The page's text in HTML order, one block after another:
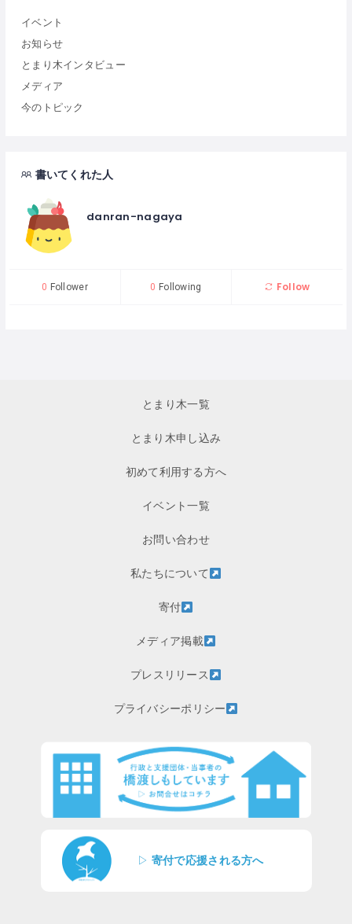
イベント
お知らせ
とまり木インタビュー
メディア
今のトピック
書いてくれた人
danran-nagaya
0 Follower 0 Following Follow
とまり木一覧
とまり木申し込み
初めて利用する方へ
イベント一覧
お問い合わせ
私たちについて
寄付
メディア掲載
プレスリリース
プライバシーポリシー
▷ 寄付で応援される方へ